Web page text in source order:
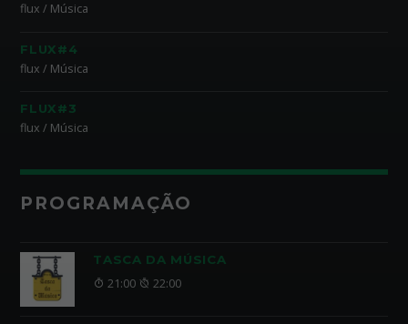
flux / Música
FLUX#4
flux / Música
FLUX#3
flux / Música
PROGRAMAÇÃO
TASCA DA MÚSICA
21:00 22:00